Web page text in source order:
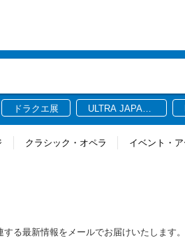
ドラクエ展
ULTRA JAPAN
クラシック・オペラ イベント・ア
る最新情報をメールでお届けいたします。